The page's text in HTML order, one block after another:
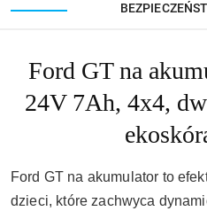
Ford GT na
24V 7Ah, 4x4,
Ford GT na akumulator to
dzieci, które zachwyca